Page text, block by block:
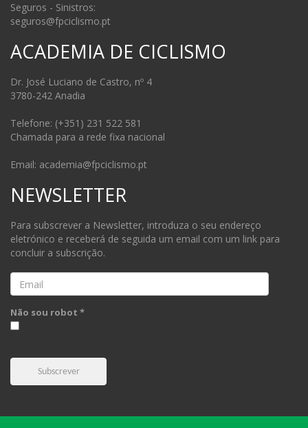
Seguros - Sinistros:
seguros@fpciclismo.pt
ACADEMIA DE CICLISMO
Dr. José Luciano de Castro, nº 4
3780-242 Anadia
Telefone: (+351) 231 522 581
Chamada para a rede fixa nacional
Email: academia@fpciclismo.pt
NEWSLETTER
Para subscrever a Newsletter, introduza o seu endereço
eletrónico e receberá de seguida um email com um link para
concluir a subscrição.
Email
Não sou robot *
Subscrever